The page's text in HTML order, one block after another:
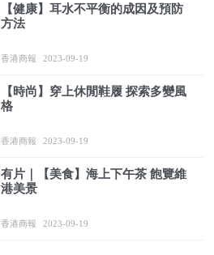
【健康】耳水不平衡的成因及預防
方法
香港商報 2023-09-19
【時尚】穿上休閒鞋履 探索多變風
格
香港商報 2023-09-19
有片｜【美食】海上下午茶 飽覽維
港美景
香港商報 2023-09-19